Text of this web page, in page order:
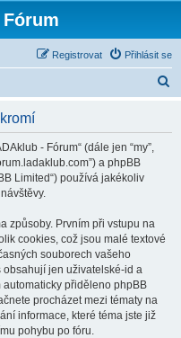
Přihlásit se
Registrovat
- Fórum“ (dále jen “my”,
a phpBB
Limited“) používá jakékoliv
způsoby. Prvním při vstupu na
cookies, což jsou malé textové
souborech vašeho
jen uživatelské-id a
přiděleno phpBB
procházet mezi tématy na
informace, které téma jste již
pohybu po fóru.